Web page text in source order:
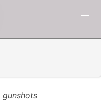
gunshots